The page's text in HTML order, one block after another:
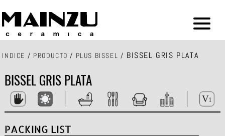
INDICE / PRODUCTO / PLUS BISSEL / BISSEL GRIS PLATA
BISSEL GRIS PLATA
PACKING LIST